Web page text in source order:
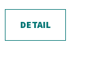
DETAIL